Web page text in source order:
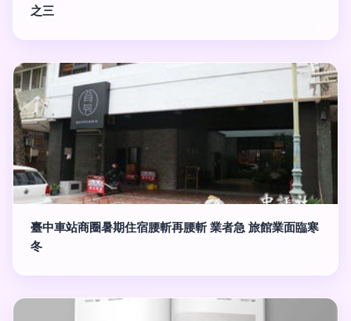
之三
臺中車站商圈暑期住宿腰斬再腰斬 業者急 旅館業面臨寒
冬